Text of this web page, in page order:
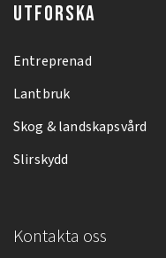
UTFORSKA
Entreprenad
Lantbruk
Skog & landskapsvård
Slirskydd
Kontakta oss